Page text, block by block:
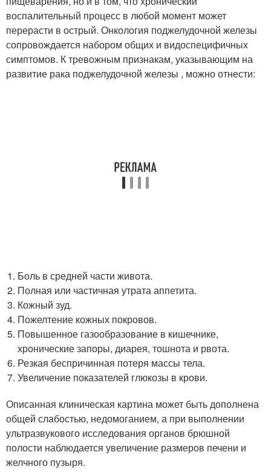
воспалительный процесс в любой момент может
перерасти в острый. Онкология поджелудочной железы
сопровождается набором общих и видоспецифичных
симптомов. К тревожным признакам, указывающим на
развитие рака поджелудочной железы , можно отнести:
Боль в средней части живота.
Полная или частичная утрата аппетита.
Кожный зуд.
Пожелтение кожных покровов.
Повышенное газообразование в кишечнике,
хронические запоры, диарея, тошнота и рвота.
Резкая беспричинная потеря массы тела.
Увеличение показателей глюкозы в крови.
Описанная клиническая картина может быть дополнена
общей слабостью, недомоганием, а при выполнении
ультразвукового исследования органов брюшной
полости наблюдается увеличение размеров печени и
желчного пузыря.